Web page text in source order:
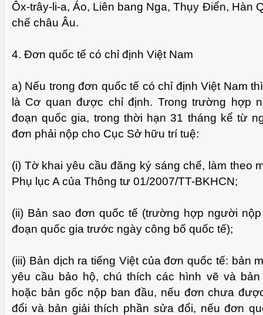
Ôx-trây-li-a, Áo, Liên bang Nga, Thụy Điển, Hàn
chế châu Âu.
4. Đơn quốc tế có chỉ định Việt Nam
a) Nếu trong đơn quốc tế có chỉ định Việt Nam
là Cơ quan được chỉ định. Trong trường hợp
đoạn quốc gia, trong thời hạn 31 tháng kể từ
đơn phải nộp cho Cục Sở hữu trí tuệ:
(i) Tờ khai yêu cầu đăng ký sáng chế, làm theo
Phụ lục A của Thông tư 01/2007/TT-BKHCN;
(ii) Bản sao đơn quốc tế (trường hợp người
đoạn quốc gia trước ngày công bố quốc tế);
(iii) Bản dịch ra tiếng Việt của đơn quốc tế: bản
yêu cầu bảo hộ, chú thích các hình vẽ và
hoặc bản gốc nộp ban đầu, nếu đơn chưa
đổi và bản giải thích phần sửa đổi, nếu đơn